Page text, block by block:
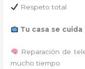
Respeto total
Tu casa se
Reparación de
mucho tiempo